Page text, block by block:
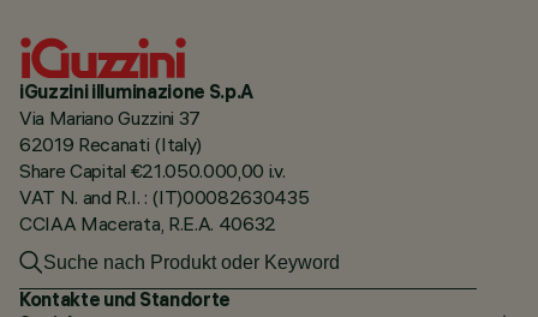
iGuzzini illuminazione S.p.A
Via Mariano Guzzini 37
62019 Recanati (Italy)
Share Capital €21.050.000,00 i.v.
VAT N. and R.I. : (IT)00082630435
CCIAA Macerata, R.E.A. 40632
Kontakte und Standorte